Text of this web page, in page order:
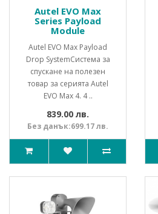
Autel EVO Max
Series Payload
Module
Autel EVO Max Payload
Drop SystemСистема за
спускане на полезен
товар за серията Autel
EVO Max 4. 4 ..
839.00 лв.
Без данък:699.17 лв.